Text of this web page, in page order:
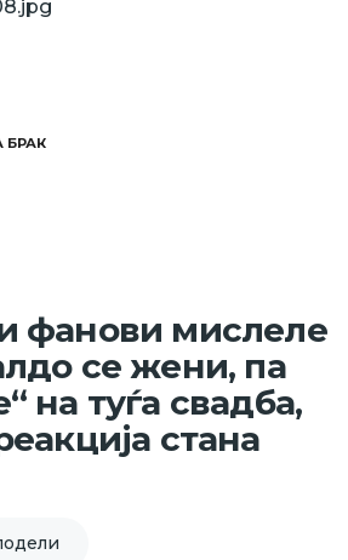
БРАК
фанови мислеле
се жени, па
на туѓа свадба,
стана